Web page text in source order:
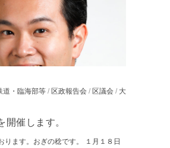
道・臨海部等 / 区政報告会 / 区議会 / 大
開催します。
ります。おぎの稔です。 １月１８日